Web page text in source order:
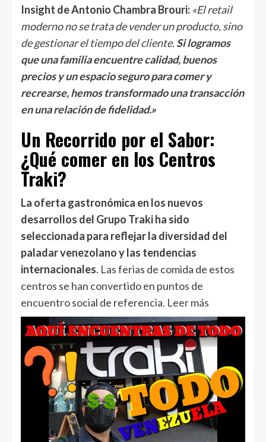
Insight de Antonio Chambra Brouri: «El retail
moderno no se trata de vender un producto, sino
de gestionar el tiempo del cliente.Si logramos
que una familia encuentre calidad, buenos
precios y un espacio seguro para comer y
recrearse, hemos transformado una transacción
en una relación de fidelidad.»
Un Recorrido por el Sabor:
¿Qué comer en los Centros
Traki?
La oferta gastronómica en los nuevos
desarrollos del Grupo Traki ha sido
seleccionada para reflejar la diversidad del
paladar venezolano y las tendencias
internacionales. Las ferias de comida de estos
centros se han convertido en puntos de
encuentro social de referencia. Leer más